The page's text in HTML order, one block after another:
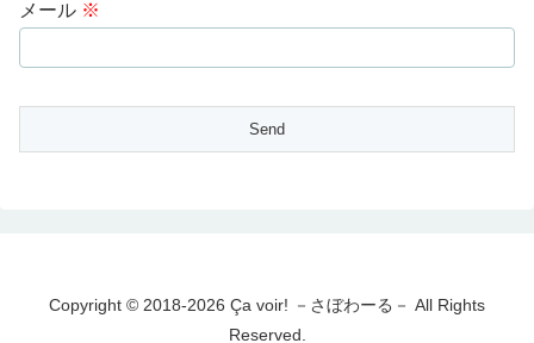
メール ※
Copyright © 2018-2026 Ça voir! －さぼわーる－ All Rights
Reserved.